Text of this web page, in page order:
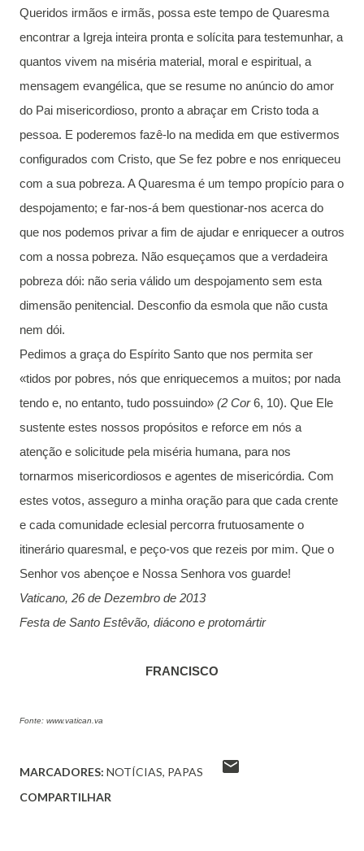
Queridos irmãos e irmãs, possa este tempo de Quaresma
encontrar a Igreja inteira pronta e solícita para testemunhar, a
quantos vivem na miséria material, moral e espiritual, a
mensagem evangélica, que se resume no anúncio do amor
do Pai misericordioso, pronto a abraçar em Cristo toda a
pessoa. E poderemos fazê-lo na medida em que estivermos
configurados com Cristo, que Se fez pobre e nos enriqueceu
com a sua pobreza. A Quaresma é um tempo propício para o
despojamento; e far-nos-á bem questionar-nos acerca do
que nos podemos privar a fim de ajudar e enriquecer a outros
com a nossa pobreza. Não esqueçamos que a verdadeira
pobreza dói: não seria válido um despojamento sem esta
dimensão penitencial. Desconfio da esmola que não custa
nem dói.
Pedimos a graça do Espírito Santo que nos permita ser
«tidos por pobres, nós que enriquecemos a muitos; por nada
tendo e, no entanto, tudo possuindo» (2 Cor6, 10). Que Ele
sustente estes nossos propósitos e reforce em nós a
atenção e solicitude pela miséria humana, para nos
tornarmos misericordiosos e agentes de misericórdia. Com
estes votos, asseguro a minha oração para que cada crente
e cada comunidade eclesial percorra frutuosamente o
itinerário quaresmal, e peço-vos que rezeis por mim. Que o
Senhor vos abençoe e Nossa Senhora vos guarde!
Vaticano, 26 de Dezembro de 2013
Festa de Santo Estêvão, diácono e protomártir
FRANCISCO
Fonte: www.vatican.va
MARCADORES: NOTÍCIAS PAPAS
COMPARTILHAR